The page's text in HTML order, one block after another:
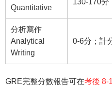
Quantitative
分析寫作
Analytical
Writing
0-6分；計
GRE完整分數報告可在考後 8-